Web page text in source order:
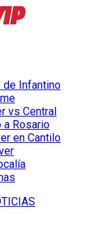
de Infantino
vs Central
a Rosario
en Cantilo